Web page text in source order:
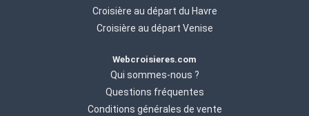
Croisière au départ du Havre
Croisière au départ Venise
Webcroisieres.com
Qui sommes-nous ?
Questions fréquentes
Conditions générales de vente